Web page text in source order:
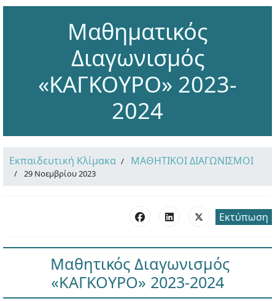
Μαθηματικός
Διαγωνισμός
«ΚΑΓΚΟΥΡΟ» 2023-
2024
Εκπαιδευτική Κλίμακα ΜΑΘΗΤΙΚΟΙ ΔΙΑΓΩΝΙΣΜΟΙ
29 Νοεμβρίου 2023
Εκτύπωση
Μαθητικός Διαγωνισμός
«ΚΑΓΚΟΥΡΟ» 2023-2024